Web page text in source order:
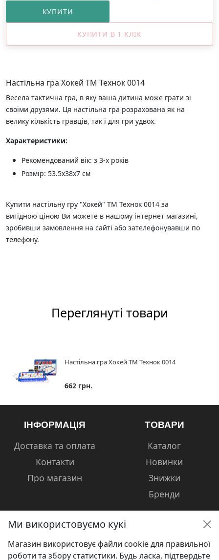
КУПИТИ
КУПИТИ В 1 КЛІК
Настільна гра Хокей ТМ Технок 0014
Весела тактична гра, в яку ваша дитина може грати зі
своїми друзями. Ця настільна гра розрахована як на
велику кількість гравців, так і для гри удвох.
Характеристики:
Рекомендований вік: з 3-х років
Розмір: 53.5х38х7 см
Купити настільну гру "Хокей" ТМ Технок 0014 за
вигідною ціною Ви можете в нашому інтернет магазині,
зробивши замовлення на сайті або зателефонувавши по
телефону.
Переглянуті товари
Настільна гра Хокей ТМ Технок 0014
662 грн.
ІНФОРМАЦІЯ
Доставка та оплата
Контакти
Про магазин
ТОВАРИ
Каталог
Новинки
Знижки
Бренди
КОНТАКТИ
Ми використовуємо кукі
Магазин використовує файли cookie для правильної
роботи та збору статистики. Будь ласка, підтвердьте